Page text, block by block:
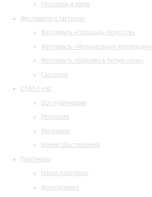
Ресторан и кафе
Фестивали и гастроли
Фестиваль «Площадь Искусств»
Фестиваль «Музыкальная коллекция»
Фестиваль «Барокко в белую ночь»
Гастроли
СМИ о нас
Все публикации
Рецензии
Интервью
Время Шостаковича
Партнеры
Наши партнеры
Фотогалерея